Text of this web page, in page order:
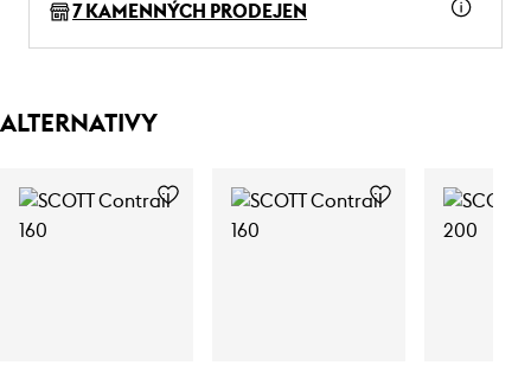
7 KAMENNÝCH PRODEJEN
ALTERNATIVY